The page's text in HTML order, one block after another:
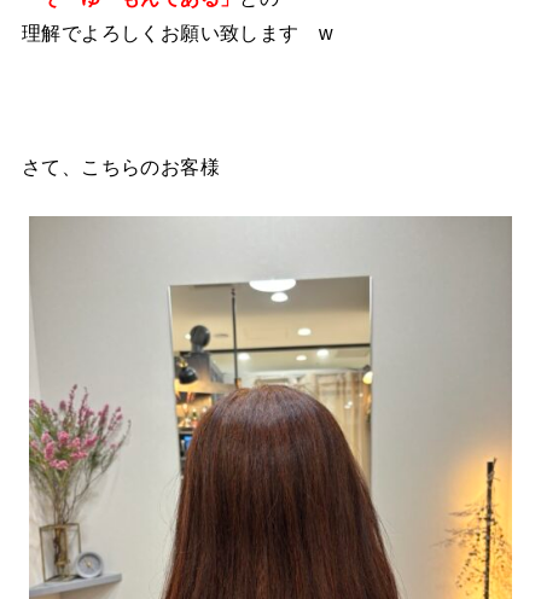
理解でよろしくお願い致します w
さて、こちらのお客様